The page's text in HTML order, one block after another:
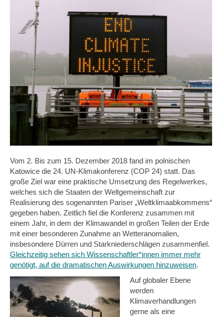
Vom 2. Bis zum 15. Dezember 2018 fand im polnischen
Katowice die 24. UN-Klimakonferenz (COP 24) statt. Das
große Ziel war eine praktische Umsetzung des Regelwerkes,
welches sich die Staaten der Weltgemeinschaft zur
Realisierung des sogenannten Pariser „Weltklimaabkommens“
gegeben haben. Zeitlich fiel die Konferenz zusammen mit
einem Jahr, in dem der Klimawandel in großen Teilen der Erde
mit einer besonderen Zunahme an Wetteranomalien,
insbesondere Dürren und Starkniederschlägen zusammenfiel.
Gleichzeitig sehen sich Wissenschaftler*innen immer mehr
genötigt, auf die dramatischen Auswirkungen hinzuweisen.
Auf globaler Ebene
werden
Klimaverhandlungen
gerne als eine